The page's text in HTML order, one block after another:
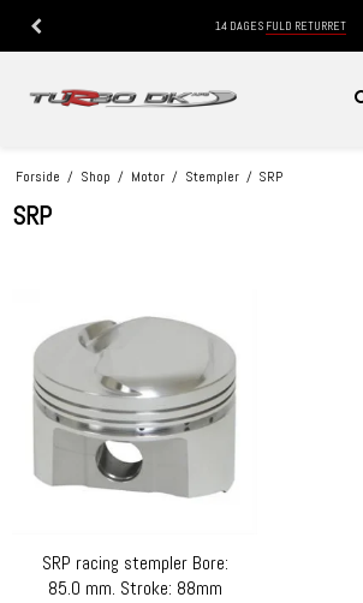
14 DAGES FULD RETURRET
Forside / Shop / Motor / Stempler / SRP
SRP
SRP racing stempler Bore:
85.0 mm. Stroke: 88mm